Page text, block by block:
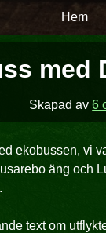
Hem
med
Skapad av6
ekobussen, vi
äng och
text om